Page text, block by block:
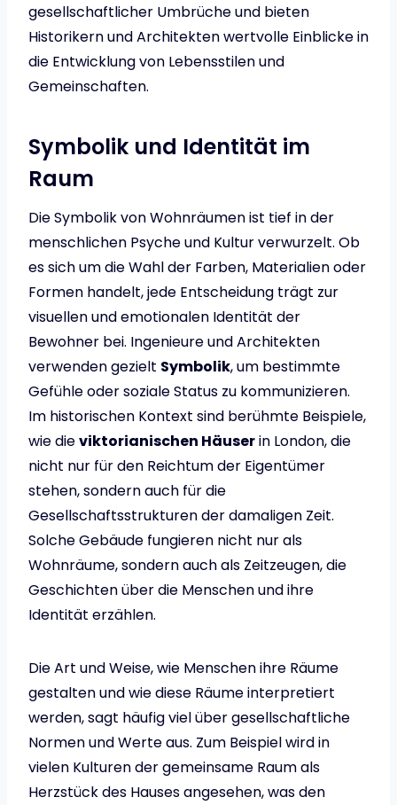
gesellschaftlicher Umbrüche und bieten
Historikern und Architekten wertvolle Einblicke in
die Entwicklung von Lebensstilen und
Gemeinschaften.
Symbolik und Identität im
Raum
Die Symbolik von Wohnräumen ist tief in der
menschlichen Psyche und Kultur verwurzelt. Ob
es sich um die Wahl der Farben, Materialien oder
Formen handelt, jede Entscheidung trägt zur
visuellen und emotionalen Identität der
Bewohner bei. Ingenieure und Architekten
verwenden gezielt Symbolik, um bestimmte
Gefühle oder soziale Status zu kommunizieren.
Im historischen Kontext sind berühmte Beispiele,
wie dieviktorianischen Häuserin London, die
nicht nur für den Reichtum der Eigentümer
stehen, sondern auch für die
Gesellschaftsstrukturen der damaligen Zeit.
Solche Gebäude fungieren nicht nur als
Wohnräume, sondern auch als Zeitzeugen, die
Geschichten über die Menschen und ihre
Identität erzählen.
Die Art und Weise, wie Menschen ihre Räume
gestalten und wie diese Räume interpretiert
werden, sagt häufig viel über gesellschaftliche
Normen und Werte aus. Zum Beispiel wird in
vielen Kulturen der gemeinsame Raum als
Herzstück des Hauses angesehen, was den